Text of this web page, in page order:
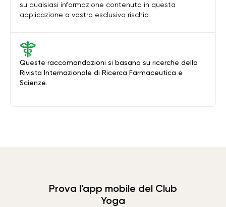
Queste raccomandazioni si basano su ricerche della
Rivista Internazionale di Ricerca Farmaceutica e
Scienze.
su qualsiasi informazione contenuta in questa
applicazione a vostro esclusivo rischio.
Prova l'app mobile del Club
Yoga